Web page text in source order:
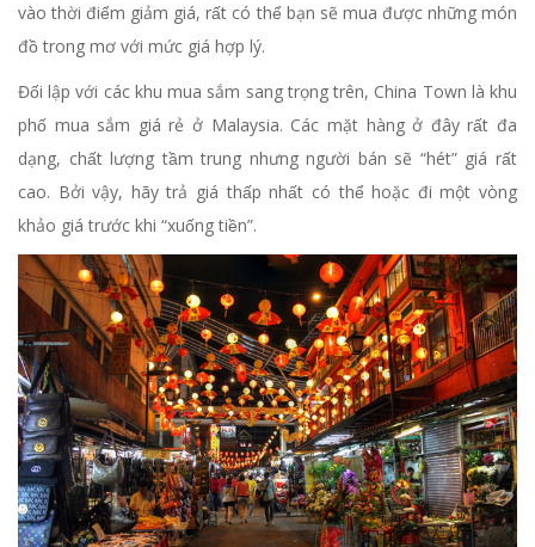
vào thời điểm giảm giá, rất có thể bạn sẽ mua được những món
đồ trong mơ với mức giá hợp lý.
Đối lập với các khu mua sắm sang trọng trên, China Town là khu
phố mua sắm giá rẻ ở Malaysia. Các mặt hàng ở đây rất đa
dạng, chất lượng tầm trung nhưng người bán sẽ “hét” giá rất
cao. Bởi vậy, hãy trả giá thấp nhất có thể hoặc đi một vòng
khảo giá trước khi “xuống tiền”.